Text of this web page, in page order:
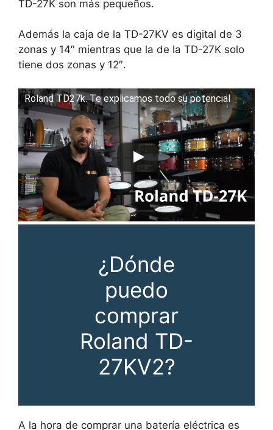
TD-27K son más pequeños.
Además la caja de la TD-27KV es digital de 3
zonas y 14″ mientras que la de la TD-27K solo
tiene dos zonas y 12″.
Roland TD27k. Te explicamos todo su potencial
¿Dónde
puedo
comprar
Roland TD-
27KV2?
A la hora de comprar una batería eléctrica es